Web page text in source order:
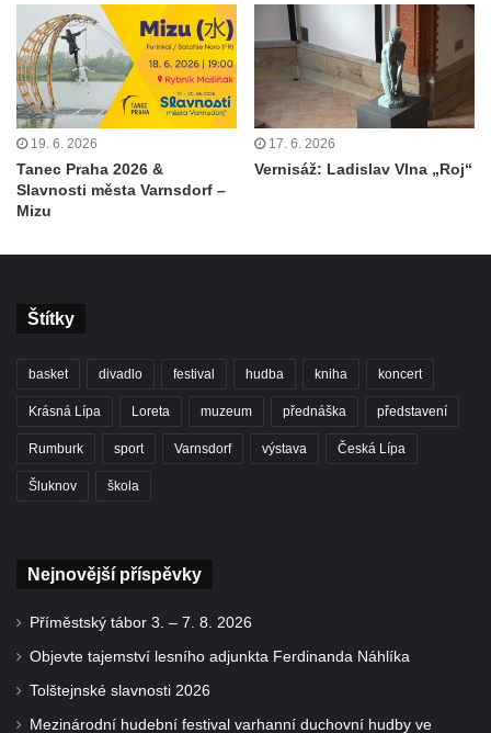
19. 6. 2026
Tanec Praha 2026 &
Slavnosti města Varnsdorf –
Mizu
17. 6. 2026
Vernisáž: Ladislav Vlna „Roj“
Štítky
basket divadlo festival hudba kniha koncert
Krásná Lípa Loreta muzeum přednáška představení
Rumburk sport Varnsdorf výstava Česká Lípa
Šluknov škola
Nejnovější příspěvky
Příměstský tábor 3. – 7. 8. 2026
Objevte tajemství lesního adjunkta Ferdinanda Náhlíka
Tolštejnské slavnosti 2026
Mezinárodní hudební festival varhanní duchovní hudby ve